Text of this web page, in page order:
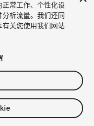
常工作、个性化设
析流量。我们还同
关您使用我们网站